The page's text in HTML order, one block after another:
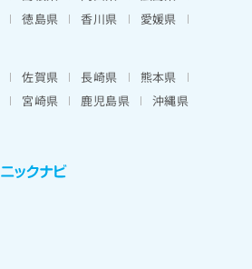
徳島県 香川県
愛媛県
佐賀県 長崎県
熊本県
宮崎県 鹿児島県 沖縄県